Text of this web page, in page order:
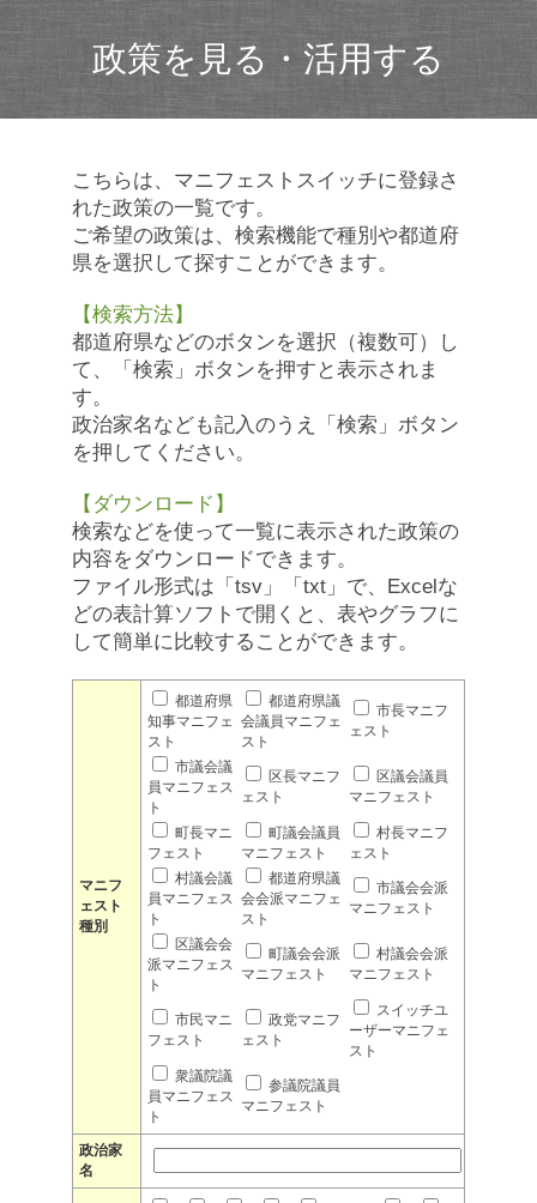
政策を見る・活用する
こちらは、マニフェストスイッチに登録さ
れた政策の一覧です。
ご希望の政策は、検索機能で種別や都道府
県を選択して探すことができます。
【検索方法】
都道府県などのボタンを選択（複数可）し
て、「検索」ボタンを押すと表示されま
す。
政治家名なども記入のうえ「検索」ボタン
を押してください。
【ダウンロード】
検索などを使って一覧に表示された政策の
内容をダウンロードできます。
ファイル形式は「tsv」「txt」で、Excelな
どの表計算ソフトで開くと、表やグラフに
して簡単に比較することができます。
マニフ
ェスト
種別
都道府県
知事マニフェ
スト
都道府県議
会議員マニフェ
スト
市長マニフ
ェスト
市議会議
員マニフェス
ト
区長マニフ
ェスト
区議会議員
マニフェスト
町長マニ
フェスト
町議会議員
マニフェスト
村長マニフ
ェスト
村議会議
員マニフェス
ト
都道府県議
会会派マニフェ
スト
市議会会派
マニフェスト
区議会会
派マニフェス
ト
町議会会派
マニフェスト
村議会会派
マニフェスト
市民マニ
フェスト
政党マニフ
ェスト
スイッチユ
ーザーマニフェ
スト
衆議院議
員マニフェス
ト
参議院議員
マニフェスト
政治家
名